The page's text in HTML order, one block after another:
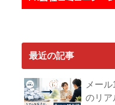
最近の記事
メー
のリア